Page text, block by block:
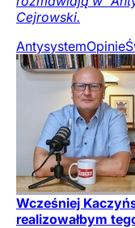
Cejrowski.
AntysystemOpinie
Wcześniej
realizowałbym